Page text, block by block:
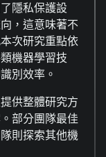
隱私保護設
，這意味著不
次研究重點依
機器學習技
別效率。
供整體研究方
部分團隊最佳
則探索其他機